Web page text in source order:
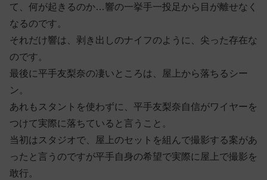
て、何が起きるのか…響の一挙手一投足から目が離せなく
なるのです。
それだけ響は、剥き出しのナイフのように、尖った存在な
のです。
最後に平手友梨奈の凄いところは、屋上から落ちるシー
ン。
あれもスタントを使わずに、平手友梨奈自信がワイヤーを
つけて実際に落ちていると言うこと。
当初はスタジオで、屋上のセットを組んで撮影する案があ
ったと言うのですが平手自身の希望で実際に屋上で撮影を
敢行。